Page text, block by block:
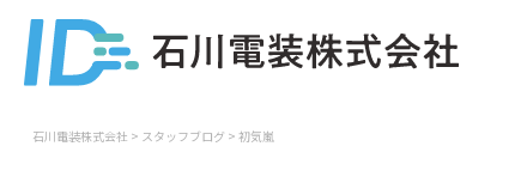
石川電装株式会社 > スタッフブログ > 初気嵐